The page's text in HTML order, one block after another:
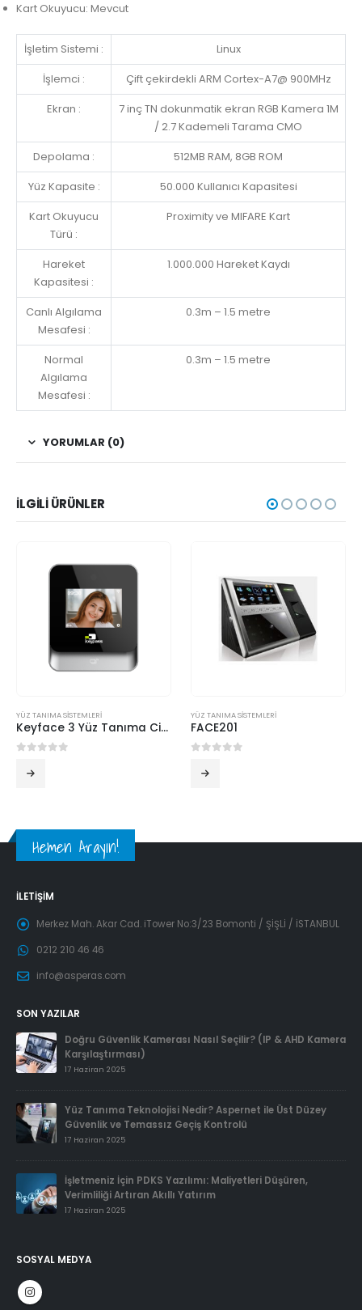
Kart Okuyucu: Mevcut
İşletim Sistemi :
Linux
İşlemci :
Çift çekirdekli ARM Cortex-A7@ 900MHz
Ekran :
7 inç TN dokunmatik ekran RGB Kamera 1M
/ 2.7 Kademeli Tarama CMO
Depolama :
512MB RAM, 8GB ROM
Yüz Kapasite :
50.000 Kullanıcı Kapasitesi
Kart Okuyucu
Türü :
Proximity ve MIFARE Kart
Hareket
Kapasitesi :
1.000.000 Hareket Kaydı
Canlı Algılama
Mesafesi :
0.3m – 1.5 metre
Normal
Algılama
Mesafesi :
0.3m – 1.5 metre
YORUMLAR (0)
İLGILI ÜRÜNLER
YÜZ TANIMA SİSTEMLERİ
Keyface 3 Yüz Tanıma Cihazı
YÜZ TANIMA SİSTEMLERİ
FACE201
Hemen Arayın!
İLETIŞIM
Merkez Mah. Akar Cad. iTower No:3/23 Bomonti / ŞİŞLİ / İSTANBUL
0212 210 46 46
info@asperas.com
SON YAZILAR
Doğru Güvenlik Kamerası Nasıl Seçilir? (IP & AHD Kamera
Karşılaştırması)
17 Haziran 2025
Yüz Tanıma Teknolojisi Nedir? Aspernet ile Üst Düzey
Güvenlik ve Temassız Geçiş Kontrolü
17 Haziran 2025
İşletmeniz İçin PDKS Yazılımı: Maliyetleri Düşüren,
Verimliliği Artıran Akıllı Yatırım
17 Haziran 2025
SOSYAL MEDYA